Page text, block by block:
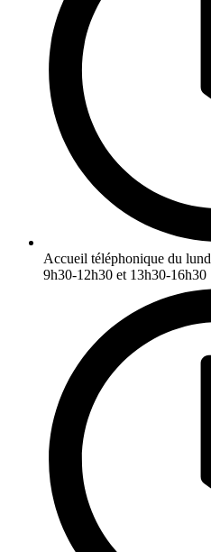
Accueil téléphonique du
9h30-12h30 et 13h30-16h30